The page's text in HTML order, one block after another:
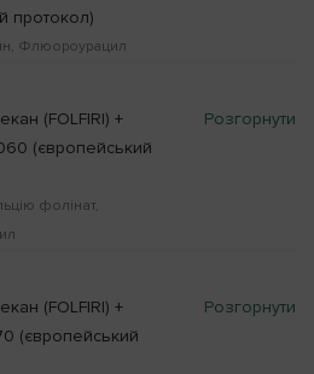
протокол)
Флюороурацил
(FOLFIRI) +
(європейський
фолінат,
(FOLFIRI) +
(європейський